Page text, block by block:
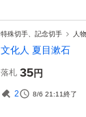
特殊切手、記念切手 人物
文化人 夏目漱石
落札 35円
2 8/6 21:11終了